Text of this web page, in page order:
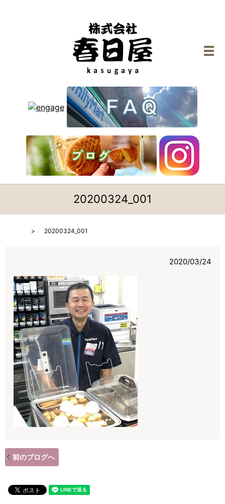
メ
20200324_001
20200324_001
2020/03/24
前のブログへ